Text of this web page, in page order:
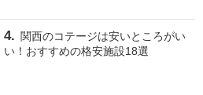
関西のコテージは安いところがい
い！おすすめの格安施設18選